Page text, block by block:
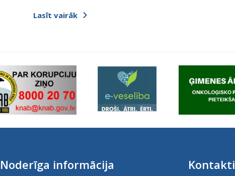
Lasīt vairāk
Noderīga informācija Kontakti